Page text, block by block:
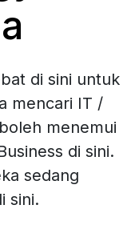
di sini untuk
mencari IT /
menemui
di sini.
sedang
sini.